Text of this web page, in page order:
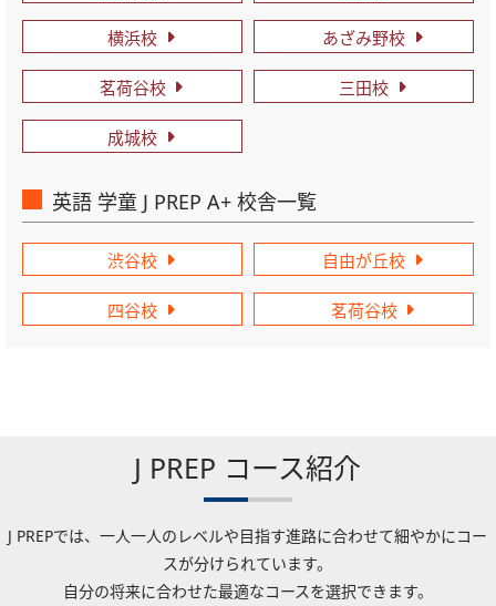
横浜校 あざみ野校
茗荷谷校 三田校
成城校
英語 学童 J PREP A+ 校舎一覧
渋谷校 自由が丘校
四谷校 茗荷谷校
J PREP コース紹介
J PREPでは、一人一人のレベルや目指す進路に合わせて細やかにコー
スが分けられています。
自分の将来に合わせた最適なコースを選択できます。